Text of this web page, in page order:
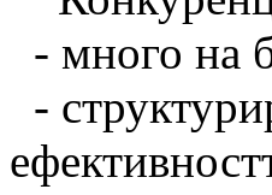
- много на
-